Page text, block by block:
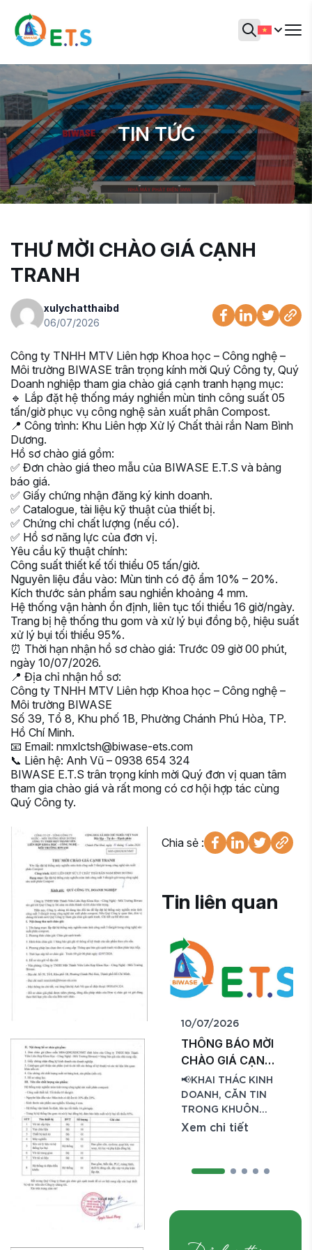
TIN TỨC
THƯ MỜI CHÀO GIÁ CẠNH
TRANH
xulychatthaibd
06/07/2026
Công ty TNHH MTV Liên hợp Khoa học – Công nghệ –
Môi trường BIWASE trân trọng kính mời Quý Công ty, Quý
Doanh nghiệp tham gia chào giá cạnh tranh hạng mục:
🔹 Lắp đặt hệ thống máy nghiền mùn tinh công suất 05
tấn/giờ phục vụ công nghệ sản xuất phân Compost.
📍 Công trình: Khu Liên hợp Xử lý Chất thải rắn Nam Bình
Dương.
Hồ sơ chào giá gồm:
✅ Đơn chào giá theo mẫu của BIWASE E.T.S và bảng
báo giá.
✅ Giấy chứng nhận đăng ký kinh doanh.
✅ Catalogue, tài liệu kỹ thuật của thiết bị.
✅ Chứng chỉ chất lượng (nếu có).
✅ Hồ sơ năng lực của đơn vị.
Yêu cầu kỹ thuật chính:
Công suất thiết kế tối thiểu 05 tấn/giờ.
Nguyên liệu đầu vào: Mùn tinh có độ ẩm 10% – 20%.
Kích thước sản phẩm sau nghiền khoảng 4 mm.
Hệ thống vận hành ổn định, liên tục tối thiểu 16 giờ/ngày.
Trang bị hệ thống thu gom và xử lý bụi đồng bộ, hiệu suất
xử lý bụi tối thiểu 95%.
⏰ Thời hạn nhận hồ sơ chào giá: Trước 09 giờ 00 phút,
ngày 10/07/2026.
📍 Địa chỉ nhận hồ sơ:
Công ty TNHH MTV Liên hợp Khoa học – Công nghệ –
Môi trường BIWASE
Số 39, Tổ 8, Khu phố 1B, Phường Chánh Phú Hòa, TP.
Hồ Chí Minh.
📧 Email: nmxlctsh@biwase-ets.com
📞 Liên hệ: Anh Vũ – 0938 654 324
BIWASE E.T.S trân trọng kính mời Quý đơn vị quan tâm
tham gia chào giá và rất mong có cơ hội hợp tác cùng
Quý Công ty.
Chia sẻ :
Tin liên quan
10/07/2026
THÔNG BÁO MỜI
CHÀO GIÁ CẠNH
TRANH
📢KHAI THÁC KINH
DOANH, CĂN TIN
TRONG KHUÔN
VIÊN CÔNG TY
Khoa học – Công
E.T.S) trân trọng
ty, Doanh nghiệp
Xem chi tiết